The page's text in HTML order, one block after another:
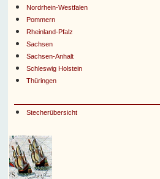
Nordrhein-Westfalen
Pommern
Rheinland-Pfalz
Sachsen
Sachsen-Anhalt
Schleswig Holstein
Thüringen
Stecherübersicht